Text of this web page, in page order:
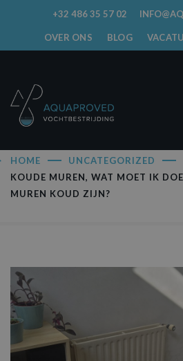
+32 486 35 57 02
OVER ONS BLOG
HOME
UNCATEGORIZED
KOUDE MUREN, WAT MOET IK
MUREN KOUD ZIJN?